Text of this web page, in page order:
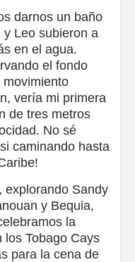
darnos un baño
Leo subieron a
en el agua.
el fondo
vería mi primera
de tres metros
No sé
caminando hasta
explorando Sandy
y Bequia,
la
los Tobago Cays
para la cena de